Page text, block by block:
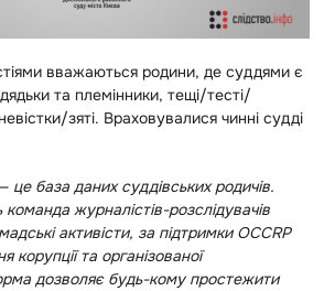
вважаються родини, де суддями є
та племінники, тещі/тесті/
зяті. Враховувалися чинні судді
це база даних суддівських родичів.
журналістів-розслідувачів
активісти, за підтримки OCCRP
корупції та організованої
дозволяє будь-кому простежити